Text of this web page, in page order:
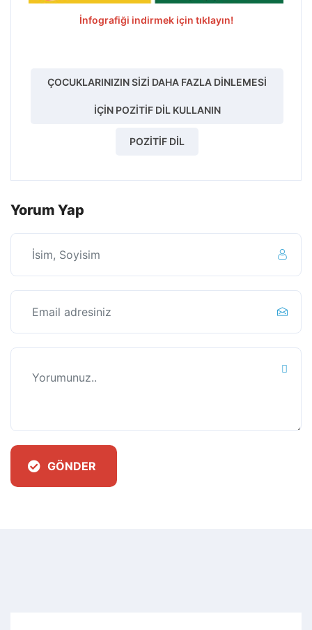
İnfografiği indirmek için tıklayın!
ÇOCUKLARINIZIN SIZI DAHA FAZLA DINLEMESI
İÇIN POZITIF DIL KULLANIN
POZITIF DIL
Yorum Yap
GÖNDER